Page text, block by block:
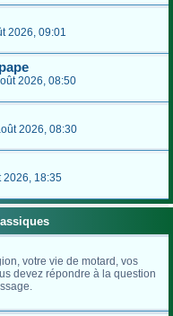
2026, 09:01
2026, 08:50
2026, 08:30
2026, 18:35
votre vie de motard, vos
devez répondre à la question